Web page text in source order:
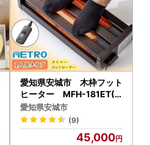
愛知県安城市 木枠フット
ヒーター MFH-181ET(D
A)【1428329】
愛知県安城市
(9)
45,000